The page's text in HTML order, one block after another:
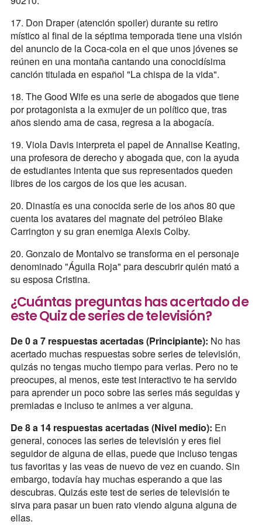
17. Don Draper (atención spoiler) durante su retiro
místico al final de la séptima temporada tiene una visión
del anuncio de la Coca-cola en el que unos jóvenes se
reúnen en una montaña cantando una conocidísima
canción titulada en español "La chispa de la vida".
18. The Good Wife es una serie de abogados que tiene
por protagonista a la exmujer de un político que, tras
años siendo ama de casa, regresa a la abogacía.
19. Viola Davis interpreta el papel de Annalise Keating,
una profesora de derecho y abogada que, con la ayuda
de estudiantes intenta que sus representados queden
libres de los cargos de los que les acusan.
20. Dinastía es una conocida serie de los años 80 que
cuenta los avatares del magnate del petróleo Blake
Carrington y su gran enemiga Alexis Colby.
20. Gonzalo de Montalvo se transforma en el personaje
denominado "Águila Roja" para descubrir quién mató a
su esposa Cristina.
¿Cuántas preguntas has acertado de
este Quiz de series de televisión?
De 0 a 7 respuestas acertadas (Principiante): No has
acertado muchas respuestas sobre series de televisión,
quizás no tengas mucho tiempo para verlas. Pero no te
preocupes, al menos, este test interactivo te ha servido
para aprender un poco sobre las series más seguidas y
premiadas e incluso te animes a ver alguna.
De 8 a 14 respuestas acertadas (Nivel medio): En
general, conoces las series de televisión y eres fiel
seguidor de alguna de ellas, puede que incluso tengas
tus favoritas y las veas de nuevo de vez en cuando. Sin
embargo, todavía hay muchas esperando a que las
descubras. Quizás este test de series de televisión te
sirva para pasar un buen rato viendo alguna alguna de
ellas.